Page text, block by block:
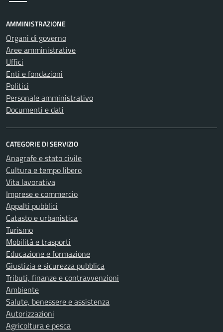
AMMINISTRAZIONE
Organi di governo
Aree amministrative
Uffici
Enti e fondazioni
Politici
Personale amministrativo
Documenti e dati
CATEGORIE DI SERVIZIO
Anagrafe e stato civile
Cultura e tempo libero
Vita lavorativa
Imprese e commercio
Appalti pubblici
Catasto e urbanistica
Turismo
Mobilità e trasporti
Educazione e formazione
Giustizia e sicurezza pubblica
Tributi, finanze e contravvenzioni
Ambiente
Salute, benessere e assistenza
Autorizzazioni
Agricoltura e pesca